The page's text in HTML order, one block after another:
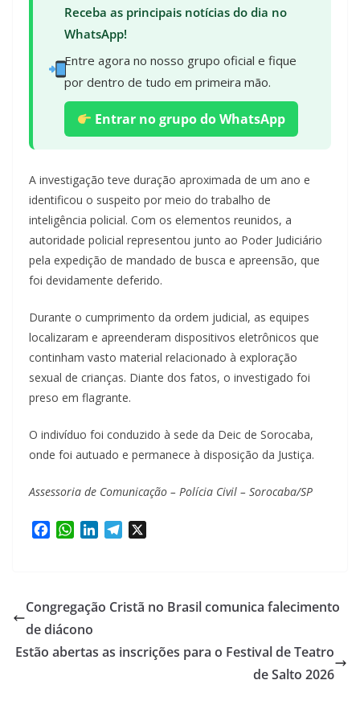
Receba as principais notícias do dia no
WhatsApp!
Entre agora no nosso grupo oficial e fique
por dentro de tudo em primeira mão.
Entrar no grupo do WhatsApp
A investigação teve duração aproximada de um ano e
identificou o suspeito por meio do trabalho de
inteligência policial. Com os elementos reunidos, a
autoridade policial representou junto ao Poder Judiciário
pela expedição de mandado de busca e apreensão, que
foi devidamente deferido.
Durante o cumprimento da ordem judicial, as equipes
localizaram e apreenderam dispositivos eletrônicos que
continham vasto material relacionado à exploração
sexual de crianças. Diante dos fatos, o investigado foi
preso em flagrante.
O indivíduo foi conduzido à sede da Deic de Sorocaba,
onde foi autuado e permanece à disposição da Justiça.
Assessoria de Comunicação – Polícia Civil – Sorocaba/SP
b
o
o
k
W
s
A
p
p
e
d
n
g
r
m
Congregação Cristã no Brasil comunica falecimento
de diácono
Estão abertas as inscrições para o Festival de Teatro
de Salto 2026